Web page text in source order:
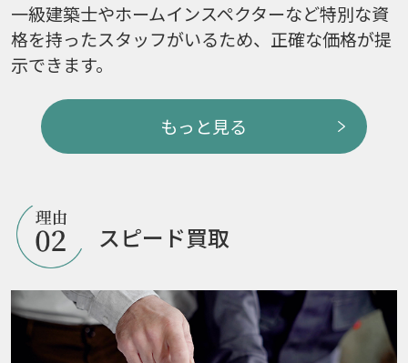
一級建築士やホームインスペクターなど特別な資
格を持ったスタッフがいるため、正確な価格が提
示できます。
もっと見る
スピード買取